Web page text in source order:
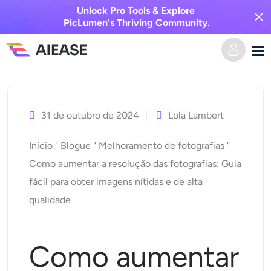
Unlock Pro Tools & Explore
PicLumen's Thriving Community.
Vídeo AI
Texto para vídeo
Imagem para vídeo
Gerador de beijo AI
Efeitos de vídeo
Imagem AI
Texto para Imagem
Editor e Criador de Fotos
Precificação
31 de outubro de 2024 Lola Lambert
Início " Blogue " Melhoramento de fotografias "
Como aumentar a resolução das fotografias: Guia
fácil para obter imagens nítidas e de alta
qualidade
Como aumentar